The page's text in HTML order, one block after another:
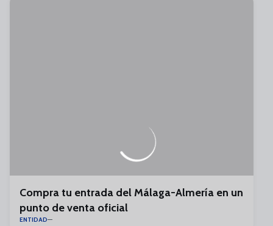
Compra tu entrada del Málaga-Almería en un
punto de venta oficial
ENTIDAD